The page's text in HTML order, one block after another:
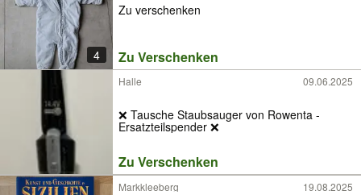
4
Zu verschenken
Zu Verschenken
Halle 09.06.2025
❌ Tausche Staubsauger von Rowenta -
Ersatzteilspender ❌
Zu Verschenken
Markkleeberg 19.08.2025